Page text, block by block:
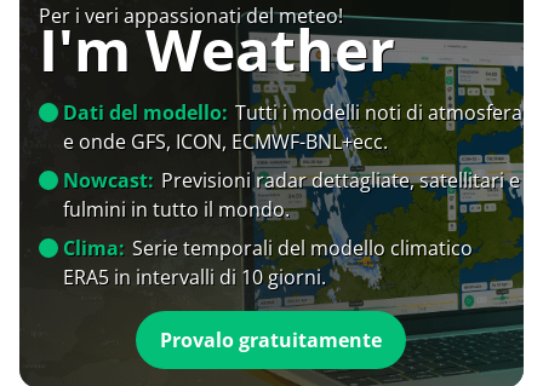
Per i veri appassionati del meteo!
I'm Weather
Dati del modello: Tutti i modelli noti di atmosfera
e onde GFS, ICON, ECMWF-BNL+ecc.
Nowcast: Previsioni radar dettagliate, satellitari e
fulmini in tutto il mondo.
Clima: Serie temporali del modello climatico
ERA5 in intervalli di 10 giorni.
Provalo gratuitamente